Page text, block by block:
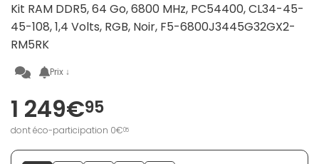
Kit RAM DDR5, 64 Go, 6800 MHz, PC54400, CL34-45-
45-108, 1,4 Volts, RGB, Noir, F5-6800J3445G32GX2-
RM5RK
Prix ↓
1 249€95
dont éco-participation 0€05